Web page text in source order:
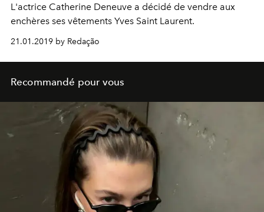
L'actrice Catherine Deneuve a décidé de vendre aux
enchères ses vêtements Yves Saint Laurent.
21.01.2019 by Redação
Recommandé pour vous